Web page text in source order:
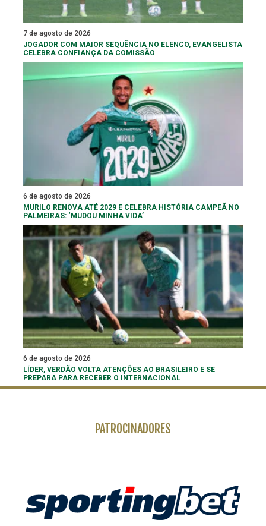
7 de agosto de 2026
JOGADOR COM MAIOR SEQUÊNCIA NO ELENCO, EVANGELISTA
CELEBRA CONFIANÇA DA COMISSÃO
6 de agosto de 2026
MURILO RENOVA ATÉ 2029 E CELEBRA HISTÓRIA CAMPEÃ NO
PALMEIRAS: ‘MUDOU MINHA VIDA’
6 de agosto de 2026
LÍDER, VERDÃO VOLTA ATENÇÕES AO BRASILEIRO E SE
PREPARA PARA RECEBER O INTERNACIONAL
PATROCINADORES